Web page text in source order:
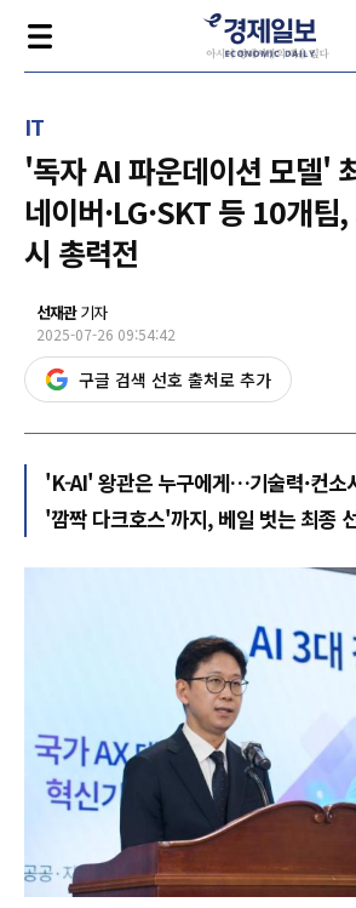
IT
'독자 AI 파운데이션 모델'
네이버·LG·SKT 등 10개팀
시 총력전
선재관기자
2025-07-26 09:54:42
구글 검색 선호 출처로 추가
'K-AI' 왕관은 누구에게…기술력·컨소
'깜짝 다크호스'까지, 베일 벗는 최종